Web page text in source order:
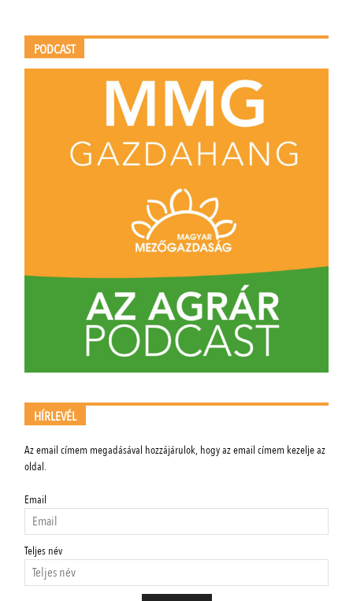
PODCAST
HÍRLEVÉL
Az email címem megadásával hozzájárulok, hogy az email címem kezelje az
oldal.
Email
Teljes név